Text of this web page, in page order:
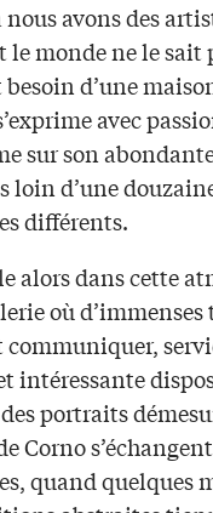
avons des
le monde ne le sait
d’une
avec
sur son
loin d’une
différents.
alors dans cette
où d’immenses
communiquer,
intéressante
portraits
Corno
quand quelques